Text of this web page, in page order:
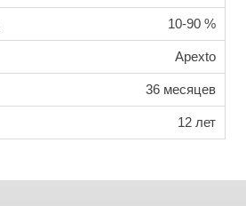
10-90 %
Apexto
36 месяцев
12 лет